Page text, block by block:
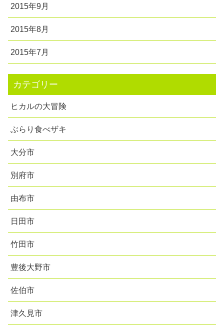
2015年9月
2015年8月
2015年7月
カテゴリー
ヒカルの大冒険
ぶらり食べザキ
大分市
別府市
由布市
日田市
竹田市
豊後大野市
佐伯市
津久見市